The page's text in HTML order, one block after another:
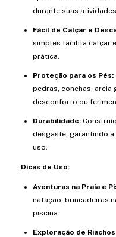
durante suas
Fácil de Calçar e
simples facilita calçar
prática.
Proteção para os Pés:
pedras, conchas,
desconforto ou
Durabilidade:
desgaste, garantindo
uso.
Dicas de Uso:
Aventuras na Praia e
natação, brincadeiras
piscina.
Exploração de